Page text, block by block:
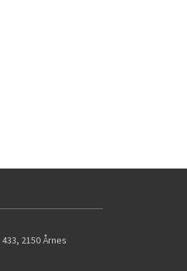
, 2150Årnes